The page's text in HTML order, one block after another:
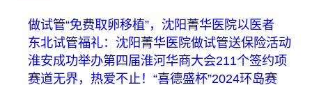
做试管“免费取卵移植”，沈阳菁华医院以医者
东北试管福礼：沈阳菁华医院做试管送保险活动
淮安成功举办第四届淮河华商大会211个签约项
赛道无界，热爱不止！“喜德盛杯”2024环岛赛